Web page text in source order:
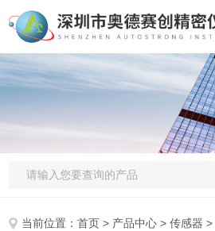
当前位置：首页 > 产品中心 >传感器